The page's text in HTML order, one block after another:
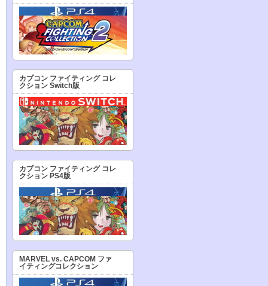
カプコン ファイティング コレ
クション Switch版
カプコン ファイティング コレ
クション PS4版
MARVEL vs. CAPCOM ファ
イティングコレクション